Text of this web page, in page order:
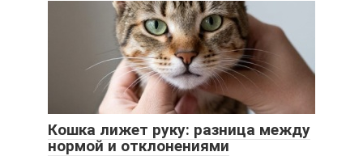
Кошка лижет руку: разница между
нормой и отклонениями